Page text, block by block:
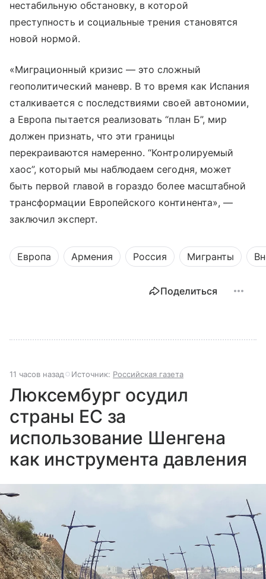
нестабильную обстановку, в которой
преступность и социальные трения становятся
новой нормой.
«Миграционный кризис — это сложный
геополитический маневр. В то время как Испания
сталкивается с последствиями своей автономии,
а Европа пытается реализовать “план Б”, мир
должен признать, что эти границы
перекраиваются намеренно. “Контролируемый
хаос”, который мы наблюдаем сегодня, может
быть первой главой в гораздо более масштабной
трансформации Европейского континента», —
заключил эксперт.
Европа Армения Россия Мигранты
Поделиться
11 часов назад Источник: Российская газета
Люксембург осудил
страны ЕС за
использование Шенгена
как инструмента давления